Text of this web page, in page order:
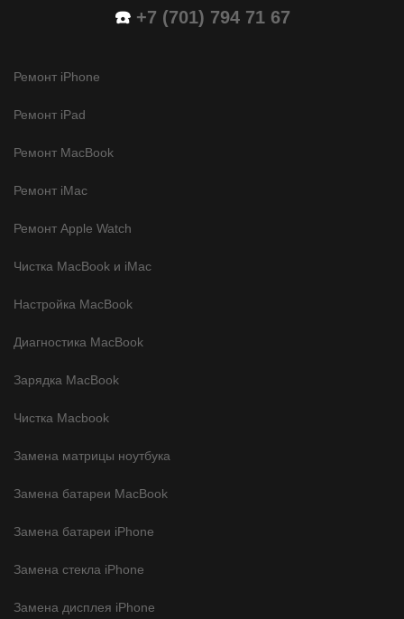
☎️ +7 (701) 794 71 67
Ремонт iPhone
Ремонт iPad
Ремонт MacBook
Ремонт iMac
Ремонт Apple Watch
Чистка MacBook и iMac
Настройка MacBook
Диагностика MacBook
Зарядка MacBook
Чистка Macbook
Замена матрицы ноутбука
Замена батареи MacBook
Замена батареи iPhone
Замена стекла iPhone
Замена дисплея iPhone